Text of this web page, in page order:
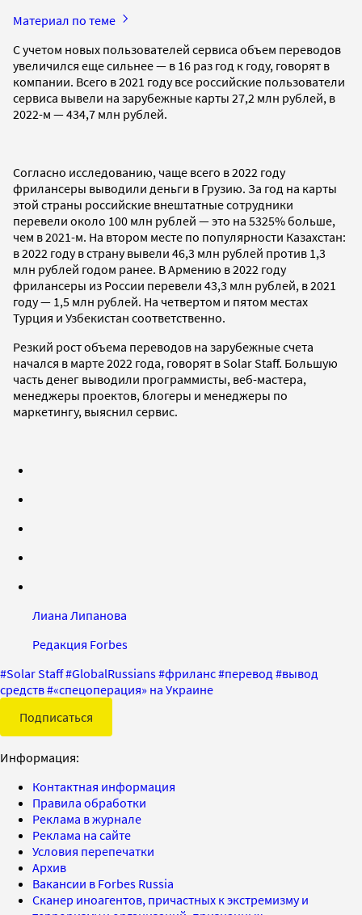
Материал по теме
С учетом новых пользователей сервиса объем переводов
увеличился еще сильнее — в 16 раз год к году, говорят в
компании. Всего в 2021 году все российские пользователи
сервиса вывели на зарубежные карты 27,2 млн рублей, в
2022-м — 434,7 млн рублей.
Согласно исследованию, чаще всего в 2022 году
фрилансеры выводили деньги в Грузию. За год на карты
этой страны российские внештатные сотрудники
перевели около 100 млн рублей — это на 5325% больше,
чем в 2021-м. На втором месте по популярности Казахстан:
в 2022 году в страну вывели 46,3 млн рублей против 1,3
млн рублей годом ранее. В Армению в 2022 году
фрилансеры из России перевели 43,3 млн рублей, в 2021
году — 1,5 млн рублей. На четвертом и пятом местах
Турция и Узбекистан соответственно.
Резкий рост объема переводов на зарубежные счета
начался в марте 2022 года, говорят в Solar Staff. Большую
часть денег выводили программисты, веб-мастера,
менеджеры проектов, блогеры и менеджеры по
маркетингу, выяснил сервис.
Лиана Липанова
Редакция Forbes
#Solar Staff#GlobalRussians#фриланс#перевод #вывод
средств#«спецоперация» на Украине
Подписаться
Информация:
Контактная информация
Правила обработки
Реклама в журнале
Реклама на сайте
Условия перепечатки
Архив
Вакансии в Forbes Russia
Сканер иноагентов, причастных к экстремизму и